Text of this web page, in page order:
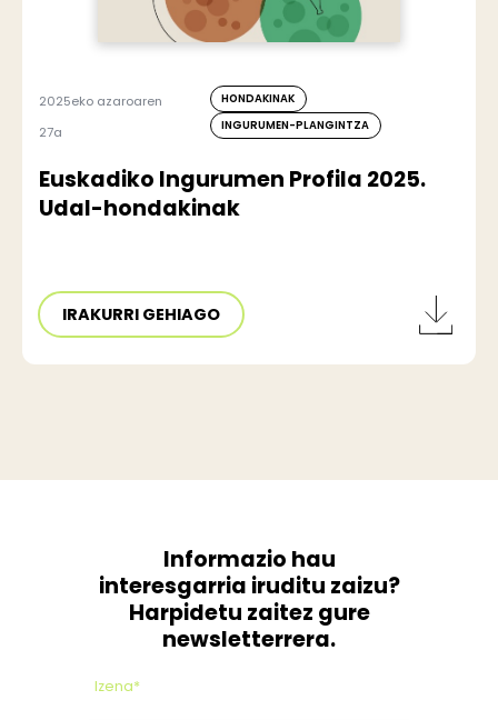
2025eko azaroaren
27a
HONDAKINAK
INGURUMEN-PLANGINTZA
Euskadiko Ingurumen Profila 2025.
Udal-hondakinak
IRAKURRI GEHIAGO
Informazio hau
interesgarria iruditu zaizu?
Harpidetu zaitez gure
newsletterrera.
Izena*